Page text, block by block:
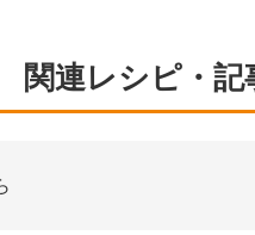
関連レシピ・